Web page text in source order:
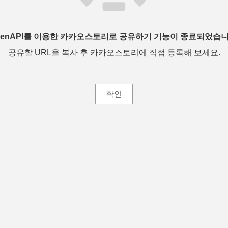
를 이용한 카카오스토리로 공유하기 기능이 종료되었습
공유할 URL을 복사 후 카카오스토리에 직접 등록해 보세요.
확인